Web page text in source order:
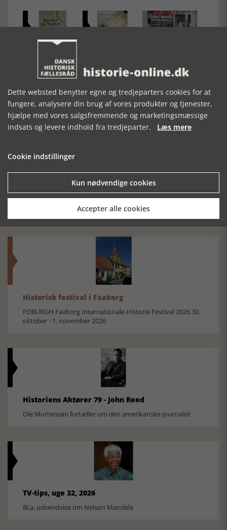
MOSTER &
DOBBELTMORDET
VEJ
KRIMINALHISTORIE
VEJ
Den største samling af moselig i verden på Museum
Silkeborg Hovedgården
Historisk festival i Faaborg
FOBURGH Faaborg Internationale Historie Festival 2026 30.
oktober - 1. november 2026
Historiens Aktører 79 - John Reed
Ole Mortensøn fortæller om den amerikanske journalist
TV-tips, uge 32, 2026
Bl.a. udsendelse om Nelson Mandela
Dette websted benytter egne og tredjeparters cookies for at
fungere, analysere din brug af vores produkter og tjenester,
hjælpe med vores salgsfremmende og marketingsmæssige
indsats og levere indhold fra tredjeparter. Læs mere
Cookie indstillinger
Kun nødvendige cookies
Accepter alle cookies